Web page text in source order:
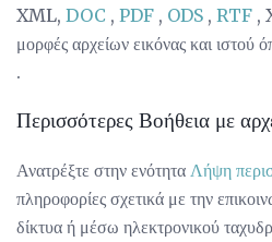
XML, DOC , PDF , ODS , RTF ,
μορφές αρχείων εικόνας και ιστού
.
Περισσότερες Βοήθεια με
Ανατρέξτε στην ενότητα Λήψη
πληροφορίες σχετικά με την
δίκτυα ή μέσω ηλεκτρονικού